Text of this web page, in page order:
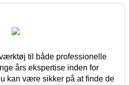
til både professionelle
års ekspertise inden for
kan være sikker på at finde de